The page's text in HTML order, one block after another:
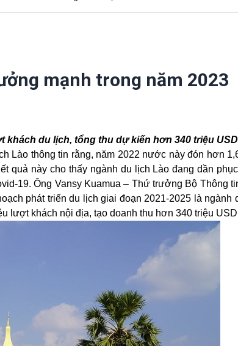
mạnh trong năm 2023
khách du lịch, tổng thu dự kiến hơn 340 triệu
Lào thông tin rằng, năm 2022 nước này đón hơn
quả này cho thấy ngành du lịch Lào đang dần
19. Ông Vansy Kuamua – Thứ trưởng Bộ Thông
phát triển du lịch giai đoạn 2021-2025 là ngành
lượt khách nội địa, tạo doanh thu hơn 340 triệu